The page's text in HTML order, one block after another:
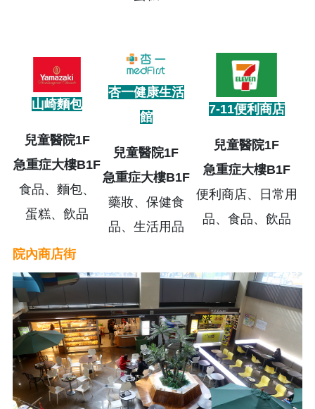
山崎麵包
兒童醫院1F
急重症大樓B1F
食品、麵包、
蛋糕、飲品
杏一健康生活
館
兒童醫院1F
急重症大樓B1F
藥妝、保健食
品、生活用品
7-11便利商店
兒童醫院1F
急重症大樓B1F
便利商店、日常用
品、食品、飲品
院內商店街